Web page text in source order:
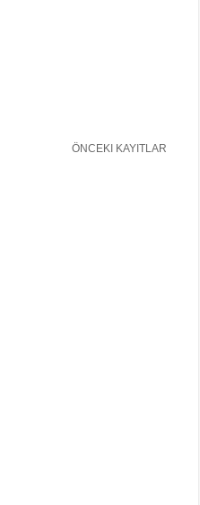
ÖNCEKI KAYITLAR